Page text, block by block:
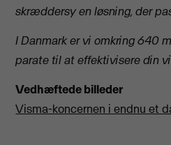
skræddersy en løsning, der
I Danmark er vi omkring 640
parate til at effektivisere din
Vedhæftede billeder
Visma-koncernen i endnu et